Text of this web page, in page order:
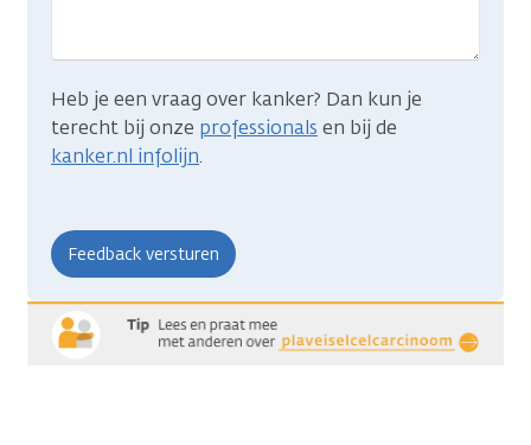
Heb je een vraag over kanker? Dan kun je
terecht bij onze professionals en bij de
kanker.nl infolijn.